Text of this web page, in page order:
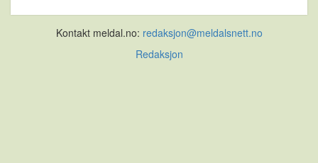
Kontakt meldal.no: redaksjon@meldalsnett.no
Redaksjon